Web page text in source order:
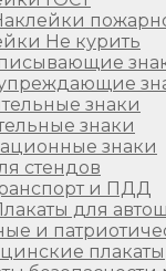
Не курить
знаки
знаки
знаки
стендов
и ПДД
для
и
плакаты